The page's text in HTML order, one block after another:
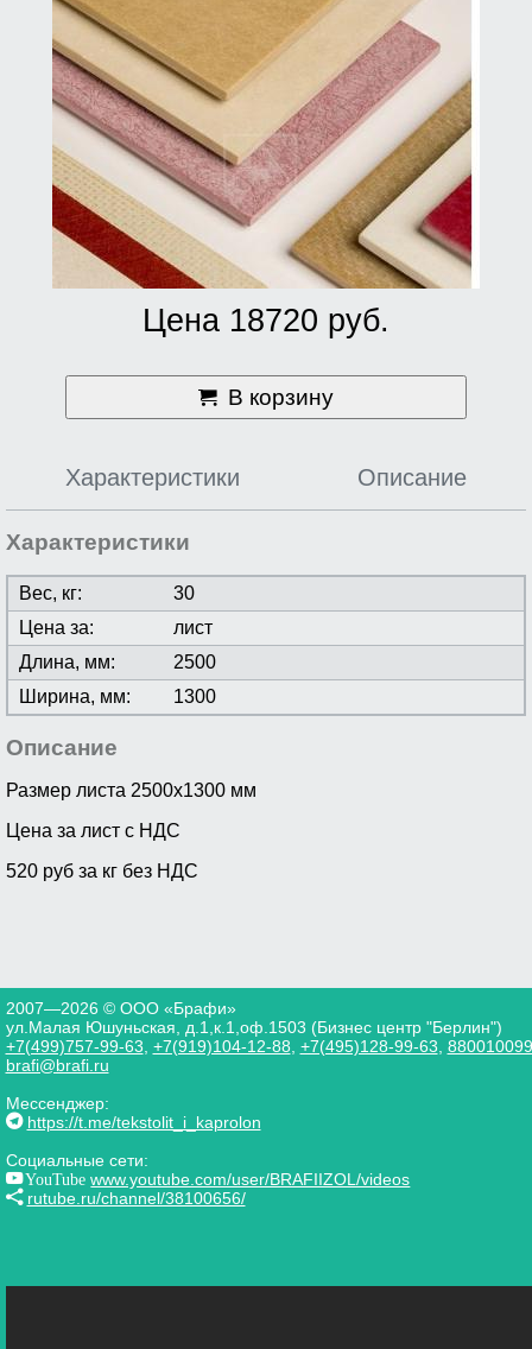
Цена 18720 руб.
В корзину
Характеристики Описание
Характеристики
Вес, кг:
30
Цена за:
лист
Длина, мм:
2500
Ширина, мм:
1300
Описание
Размер листа 2500х1300 мм
Цена за лист с НДС
520 руб за кг без НДС
2007—2026 © ООО «Брафи»
ул.Малая Юшуньская, д.1,к.1,оф.1503 (Бизнес центр "Берлин")
+7(499)757-99-63 +7(919)104-12-88 +7(495)128-99-63
brafi@brafi.ru
Мессенджер:
https://t.me/tekstolit_i_kaprolon
Социальные сети:
YouTube www.youtube.com/user/BRAFIIZOL/videos
rutube.ru/channel/38100656/